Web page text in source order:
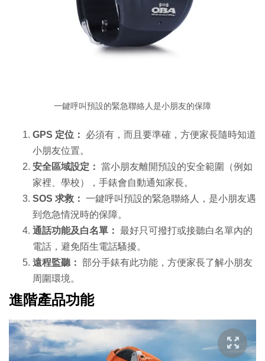
一鍵呼叫預設的緊急聯絡人是小朋友的保障
GPS 定位：
必須有，而且要準確，方便家長隨時知道
小朋友位置。
安全區域設定： 當小朋友離開預設的安全範圍（例如
家裡、學校），手錶會自動通知家長。
SOS 求救： 一鍵呼叫預設的緊急聯絡人，是小朋友遇
到危急情況時的保障。
通話功能及白名單： 最好只可撥打或接聽白名單內的
電話，避免陌生電話騷擾。
遠程監聽： 部分手錶有此功能，方便家長了解小朋友
周圍環境。
進階產品功能